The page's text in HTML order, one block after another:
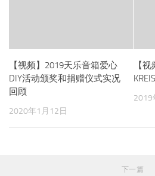
【视频】2019天乐音箱爱心
DIY活动颁奖和捐赠仪式实况
回顾
2020年1月12日
【
2019
下一篇